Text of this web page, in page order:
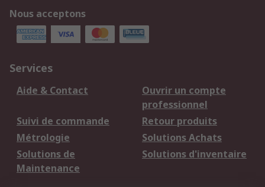
Nous acceptons
Services
Aide & Contact
Ouvrir un compte
professionnel
Suivi de commande
Retour produits
Métrologie
Solutions Achats
Solutions de
Maintenance
Solutions d'inventaire